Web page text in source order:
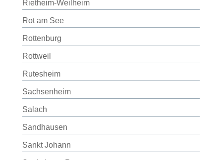
Rietheim-Weilheim
Rot am See
Rottenburg
Rottweil
Rutesheim
Sachsenheim
Salach
Sandhausen
Sankt Johann